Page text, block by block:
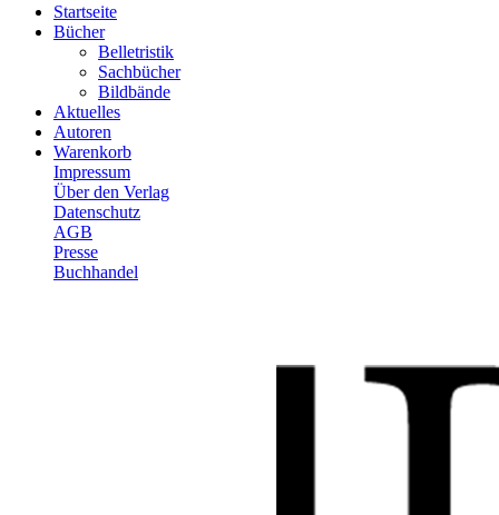
Startseite
Bücher
Belletristik
Sachbücher
Bildbände
Aktuelles
Autoren
Warenkorb
Impressum
Über den Verlag
Datenschutz
AGB
Presse
Buchhandel